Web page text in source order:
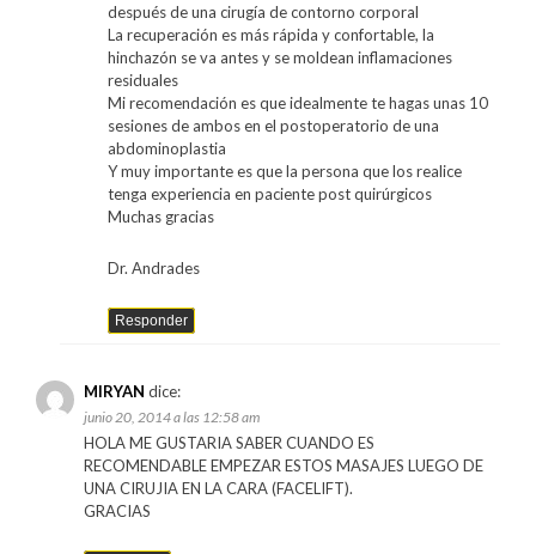
después de una cirugía de contorno corporal
La recuperación es más rápida y confortable, la
hinchazón se va antes y se moldean inflamaciones
residuales
Mi recomendación es que idealmente te hagas unas 10
sesiones de ambos en el postoperatorio de una
abdominoplastia
Y muy importante es que la persona que los realice
tenga experiencia en paciente post quirúrgicos
Muchas gracias
Dr. Andrades
Responder
MIRYAN dice:
junio 20, 2014 a las 12:58 am
HOLA ME GUSTARIA SABER CUANDO ES
RECOMENDABLE EMPEZAR ESTOS MASAJES LUEGO DE
UNA CIRUJIA EN LA CARA (FACELIFT).
GRACIAS